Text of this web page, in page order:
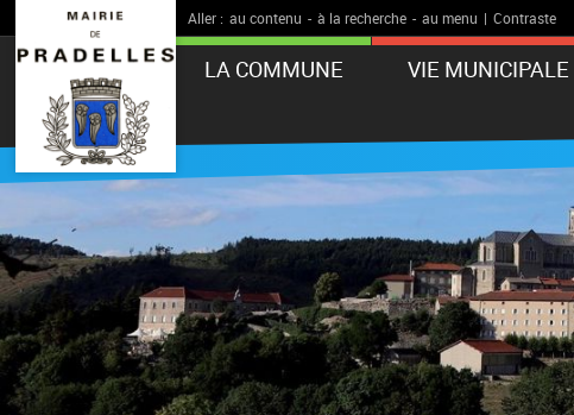
Aller : au contenu - à la recherche - au menu | Contraste
LA COMMUNE VIE MUNICIPALE